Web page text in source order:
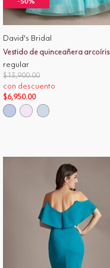
David's Bridal
Vestido de quinceañera arcoíris
regular
Price reduced from
$13,900.00to
con descuento
$6,950.00